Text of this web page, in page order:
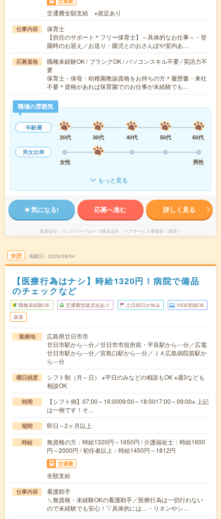
交通費全額支給 ※規定あり
仕事内容
保育士
【担任のサポート＊フリー保育士】～具体的なお仕事～・登
園時のお迎え／お送り・園児とのおさんぽや室内あ…
応募資格
職種未経験OK / ブランクOK / パソコンスキル不要 / 英語力不
要
保育士・保母・幼稚園教諭資格をお持ちの方＊履歴書・来社
不要＊資格があれば保育園でのお仕事が未経験でも…
職場の雰囲気
年齢層
20代
30代 40代 50代
60代
男女比率
女性
男性
もっと見る
気になる! 応募へ進む 詳しく見る
派遣会社 マンパワーグループ株式会社 ケアサービス事業部（保育）
未読 掲載日 2026/08/04
【医療行為はナシ】時給1320円！病院で備品
のチェックなど
職種未経験OK 交通費別途支給あり 土日祝日が休み WEB登録OK
派遣
勤務地
広島県廿日市市
廿日市駅から---分／廿日市市役所前・平良駅から---分／広電
廿日市駅から---分／宮島口駅から---分／ＪＡ広島病院前駅か
ら---分
曜日頻度
シフト制（月～日） ※平日のみなどの相談もOK ※週3なども
相談OK
時間
【シフト例】07:00～16:0009:00～18:0017:00～09:00※ 上記
は一例です！そ…
期間 即日～2ヶ月以上
時給
無資格の方：時給1320円～1650円 / 介護福祉士：時給1600
円～2000円 / 初任者以上：時給1450円～1812円
交通費
全額支給
仕事内容
看護助手
＼無資格・未経験OKの看護助手／医療行為は一切行わない
ので未経験でも安心！▽具体的には…・リネンやシ…